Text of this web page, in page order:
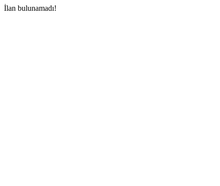
İlan bulunamadı!